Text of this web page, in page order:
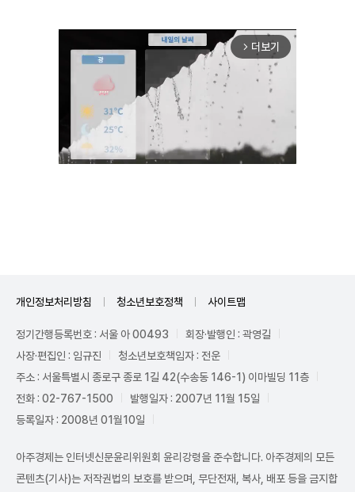
arrow_forward_ios 더보기
개인정보처리방침 청소년보호정책 사이트맵
정기간행등록번호 : 서울 아 00493
회장·발행인 : 곽영길
사장·편집인 : 임규진
청소년보호책임자 : 전운
주소 : 서울특별시 종로구 종로 1길 42(수송동 146-1) 이마빌딩 11층
전화 : 02-767-1500
발행일자 : 2007년 11월 15일
등록일자 : 2008년 01월10일
아주경제는 인터넷신문윤리위원회 윤리강령을 준수합니다. 아주경제의 모든
콘텐츠(기사)는 저작권법의 보호를 받으며, 무단전재, 복사, 배포 등을 금지합